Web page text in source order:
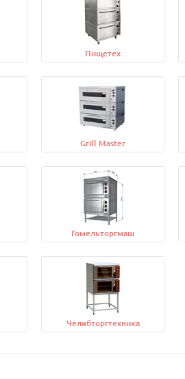
Пищетех
Grill Master
Гомельторгмаш
Челябторгтехника